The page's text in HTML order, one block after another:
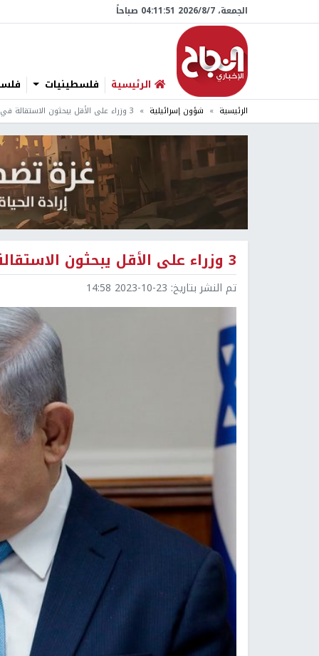
الجمعة، 7/‏8/‏2026 04:11:52 صباحاً
الرئيسية فلسطينيات
الرئيسية شؤون إسرائيلية 3 وزراء على الأقل يبحثون الاستقالة في حكومة نتنياهو
3 وزراء على الأقل يبحثون الاستقالة في حكومة نتنياهو
تم النشر بتاريخ: 2023-10-23 14:58